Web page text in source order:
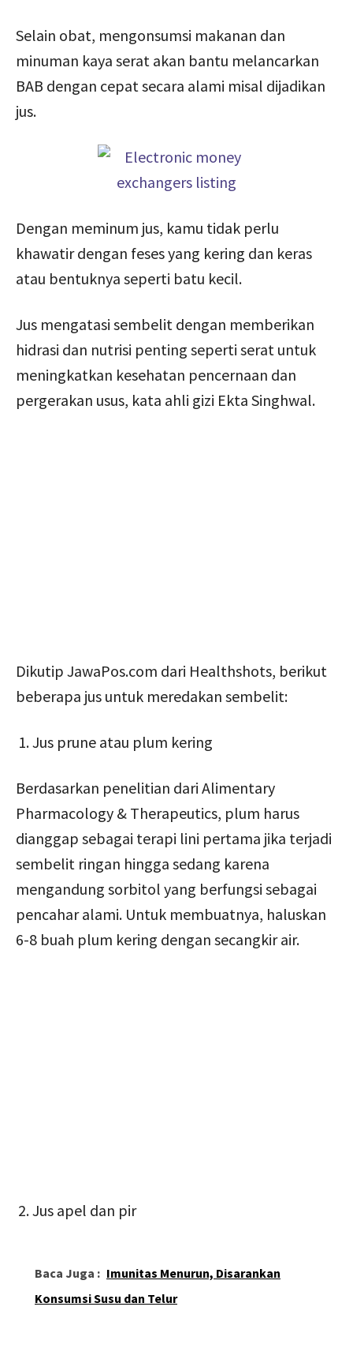
Selain obat, mengonsumsi makanan dan
minuman kaya serat akan bantu melancarkan
BAB dengan cepat secara alami misal dijadikan
jus.
Dengan meminum jus, kamu tidak perlu
khawatir dengan feses yang kering dan keras
atau bentuknya seperti batu kecil.
Jus mengatasi sembelit dengan memberikan
hidrasi dan nutrisi penting seperti serat untuk
meningkatkan kesehatan pencernaan dan
pergerakan usus, kata ahli gizi Ekta Singhwal.
Dikutip JawaPos.com dari Healthshots, berikut
beberapa jus untuk meredakan sembelit:
Jus prune atau plum kering
Berdasarkan penelitian dari Alimentary
Pharmacology & Therapeutics, plum harus
dianggap sebagai terapi lini pertama jika terjadi
sembelit ringan hingga sedang karena
mengandung sorbitol yang berfungsi sebagai
pencahar alami. Untuk membuatnya, haluskan
6-8 buah plum kering dengan secangkir air.
Jus apel dan pir
Baca Juga : Imunitas Menurun, Disarankan
Konsumsi Susu dan Telur